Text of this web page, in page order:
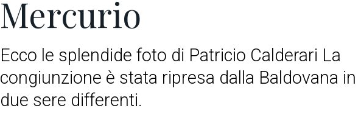
Mercurio
Ecco le splendide foto di Patricio Calderari La
congiunzione è stata ripresa dalla Baldovana in
due sere differenti.